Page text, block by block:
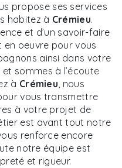
propose ses services
habitez à Crémieu.
et d’un savoir-faire
oeuvre pour vous
ainsi dans votre
et sommes à l’écoute
à Crémieu, nous
vous transmettre
à votre projet de
est avant tout notre
renforce encore
notre équipe est
et rigueur.